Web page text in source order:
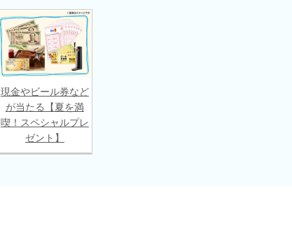
現金やビール券など
が当たる【夏を満
喫！スペシャルプレ
ゼント】